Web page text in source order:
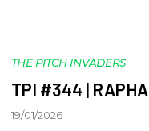
THE PITCH INVADERS
TPI #344 |
19/01/2026